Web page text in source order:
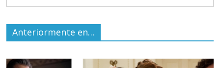
Anteriormente en…